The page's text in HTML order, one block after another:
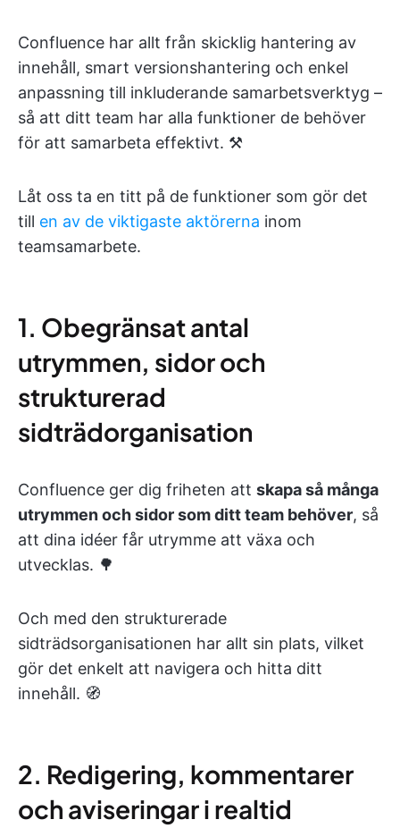
Confluence har allt från skicklig hantering av
innehåll, smart versionshantering och enkel
anpassning till inkluderande samarbetsverktyg –
så att ditt team har alla funktioner de behöver
för att samarbeta effektivt. ⚒️
Låt oss ta en titt på de funktioner som gör det
till en av de viktigaste aktörerna inom
teamsamarbete.
1. Obegränsat antal
utrymmen, sidor och
strukturerad
sidträdorganisation
Confluence ger dig friheten att skapa så många
utrymmen och sidor som ditt team behöver, så
att dina idéer får utrymme att växa och
utvecklas. 🌳
Och med den strukturerade
sidträdsorganisationen har allt sin plats, vilket
gör det enkelt att navigera och hitta ditt
innehåll. 🧭
2. Redigering, kommentarer
och aviseringar i realtid